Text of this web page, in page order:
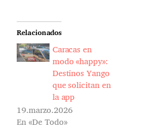
Relacionados
Caracas en
modo «happy»:
Destinos Yango
que solicitan en
la app
19.marzo.2026
En «De Todo»